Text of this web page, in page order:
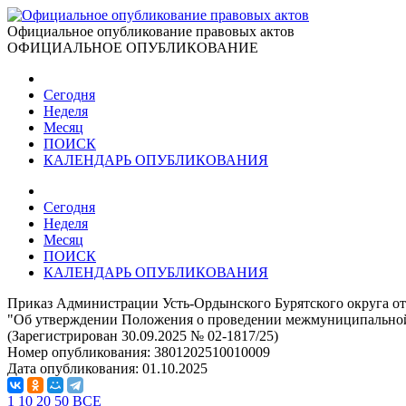
Официальное опубликование правовых актов
ОФИЦИАЛЬНОЕ ОПУБЛИКОВАНИЕ
Сегодня
Неделя
Месяц
ПОИСК
КАЛЕНДАРЬ ОПУБЛИКОВАНИЯ
Сегодня
Неделя
Месяц
ПОИСК
КАЛЕНДАРЬ ОПУБЛИКОВАНИЯ
Приказ Администрации Усть-Ордынского Бурятского округа
"Об утверждении Положения о проведении
(Зарегистрирован 30.09.2025 № 02-1817/25)
Номер опубликования: 3801202510010009
Дата опубликования: 01.10.2025
1 10 20 50 ВСЕ